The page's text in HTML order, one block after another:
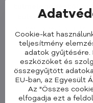
túlmelegedéstől,
túlterheléstől. Az
Cookie-kat
teljesítmény
adatok gyűjtésére.
eszközöket és
összegyűjtött
EU-ban, az Egyesült
Az "Összes
elfogadja ezt a